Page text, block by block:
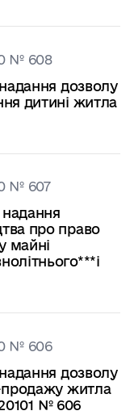
№ 608
дозволу
дитині житла
№ 607
про право
майні
№ 606
дозволу
продажу житла
№ 606